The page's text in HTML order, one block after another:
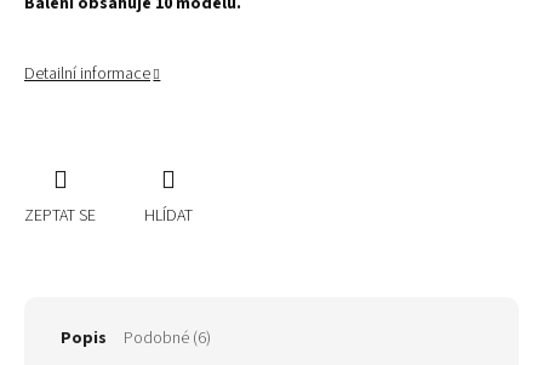
Detailní informace
ZEPTAT SE HLÍDAT
Popis Podobné (6)